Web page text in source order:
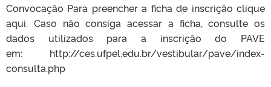
Convocação Para preencher a ficha de inscrição clique
aqui. Caso não consiga acessar a ficha, consulte os
dados utilizados para a inscrição do PAVE
em: http://ces.ufpel.edu.br/vestibular/pave/index-
consulta.php